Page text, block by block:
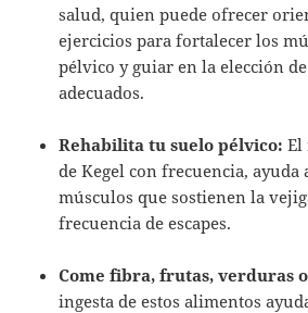
salud, quien puede ofrecer
ejercicios para fortalecer los
pélvico y guiar en la elección
adecuados.
Rehabilita tu suelo pélvico: El
de Kegel con frecuencia, ayuda
músculos que sostienen la
frecuencia de escapes.
Come fibra, frutas, verduras
ingesta de estos alimentos